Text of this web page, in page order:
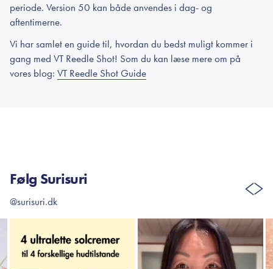
periode. Version 50 kan både anvendes i dag- og
aftentimerne.
Vi har samlet en guide til, hvordan du bedst muligt kommer i
gang med VT Reedle Shot! Som du kan læse mere om på
vores blog: VT Reedle Shot Guide
Følg Surisuri
@surisuri.dk